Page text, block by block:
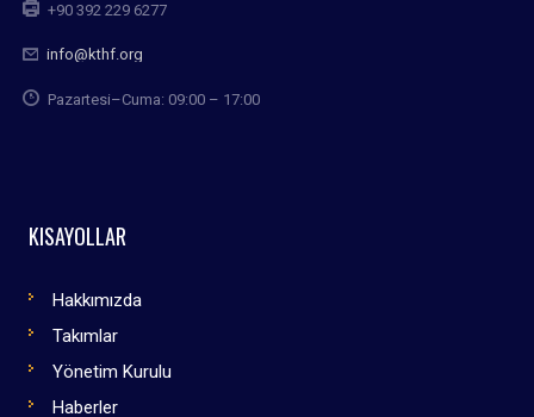
+90 392 229 6277
info@kthf.org
Pazartesi–Cuma: 09:00 – 17:00
KISAYOLLAR
Hakkımızda
Takımlar
Yönetim Kurulu
Haberler